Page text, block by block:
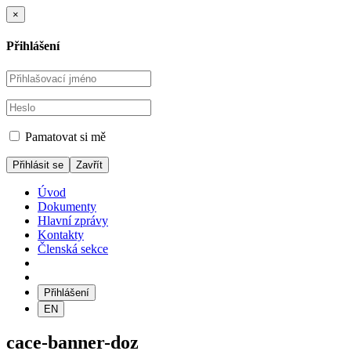
×
Přihlášení
Pamatovat si mě
Zavřít
Úvod
Dokumenty
Hlavní zprávy
Kontakty
Členská sekce
Přihlášení
EN
cace-banner-doz